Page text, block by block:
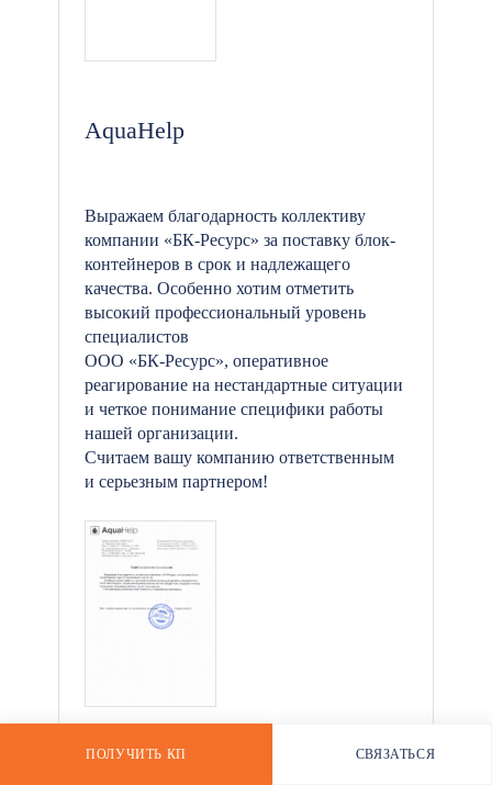
AquaHelp
Выражаем благодарность коллективу
компании «БК-Ресурс» за поставку блок-
контейнеров в срок и надлежащего
качества. Особенно хотим отметить
высокий профессиональный уровень
специалистов
ООО «БК-Ресурс», оперативное
реагирование на нестандартные ситуации
и четкое понимание специфики работы
нашей организации.
Считаем вашу компанию ответственным
и серьезным партнером!
*
ПОЛУЧИТЬ КП СВЯЗАТЬСЯ